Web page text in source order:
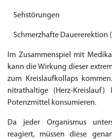
Sehstörungen
Schmerzhafte Dauererektion
Im Zusammenspiel mit
kann die Wirkung dieser
zum Kreislaufkollaps
nitrathaltige (Herz-Kreislauf)
Potenzmittel konsumieren.
Da jeder Organismus
reagiert, müssen diese